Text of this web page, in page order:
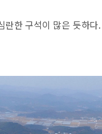
한 구석이 많은 듯하